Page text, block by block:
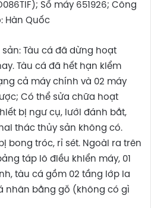
Số máy 651926; Công
Hàn Quốc
Tàu cá đã dừng hoạt
Tàu cá đã hết hạn kiểm
cả máy chính và 02 máy
Có thể sửa chữa hoạt
bị ngư cụ, lưới đánh bắt,
thác thủy sản không có.
bong tróc, rỉ sét. Ngoài ra trên
táp lô điều khiển máy, 01
tàu cá gồm 02 tầng lớp la
nhân bằng gỗ (không có gì